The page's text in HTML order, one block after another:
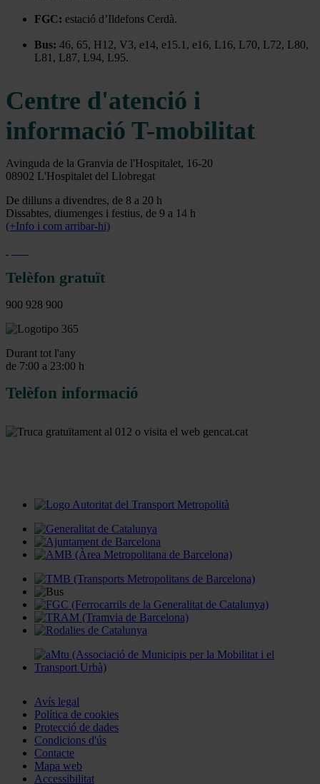
FGC: estació d’Ildefons Cerdà.
Bus: 46, 65, H12, V3, e14, e15.1, e16, L16, L70, L72, L80,
L81, L87, L94, L95.
Centre d'atenció i
informació T-mobilitat
Avinguda de la Granvia de l'Hospitalet, 16-20
08902 L'Hospitalet del Llobregat
De dilluns a divendres, de 8 a 20 h
Dissabtes, diumenges i festius, de 9 a 14 h
(+Info i com arribar-hi)
Telèfon gratuït
900 928 900
Durant tot l'any
de 7:00 a 23:00 h
Telèfon informació
Avís legal
Política de cookies
Protecció de dades
Condicions d'ús
Contacte
Mapa web
Accessibilitat